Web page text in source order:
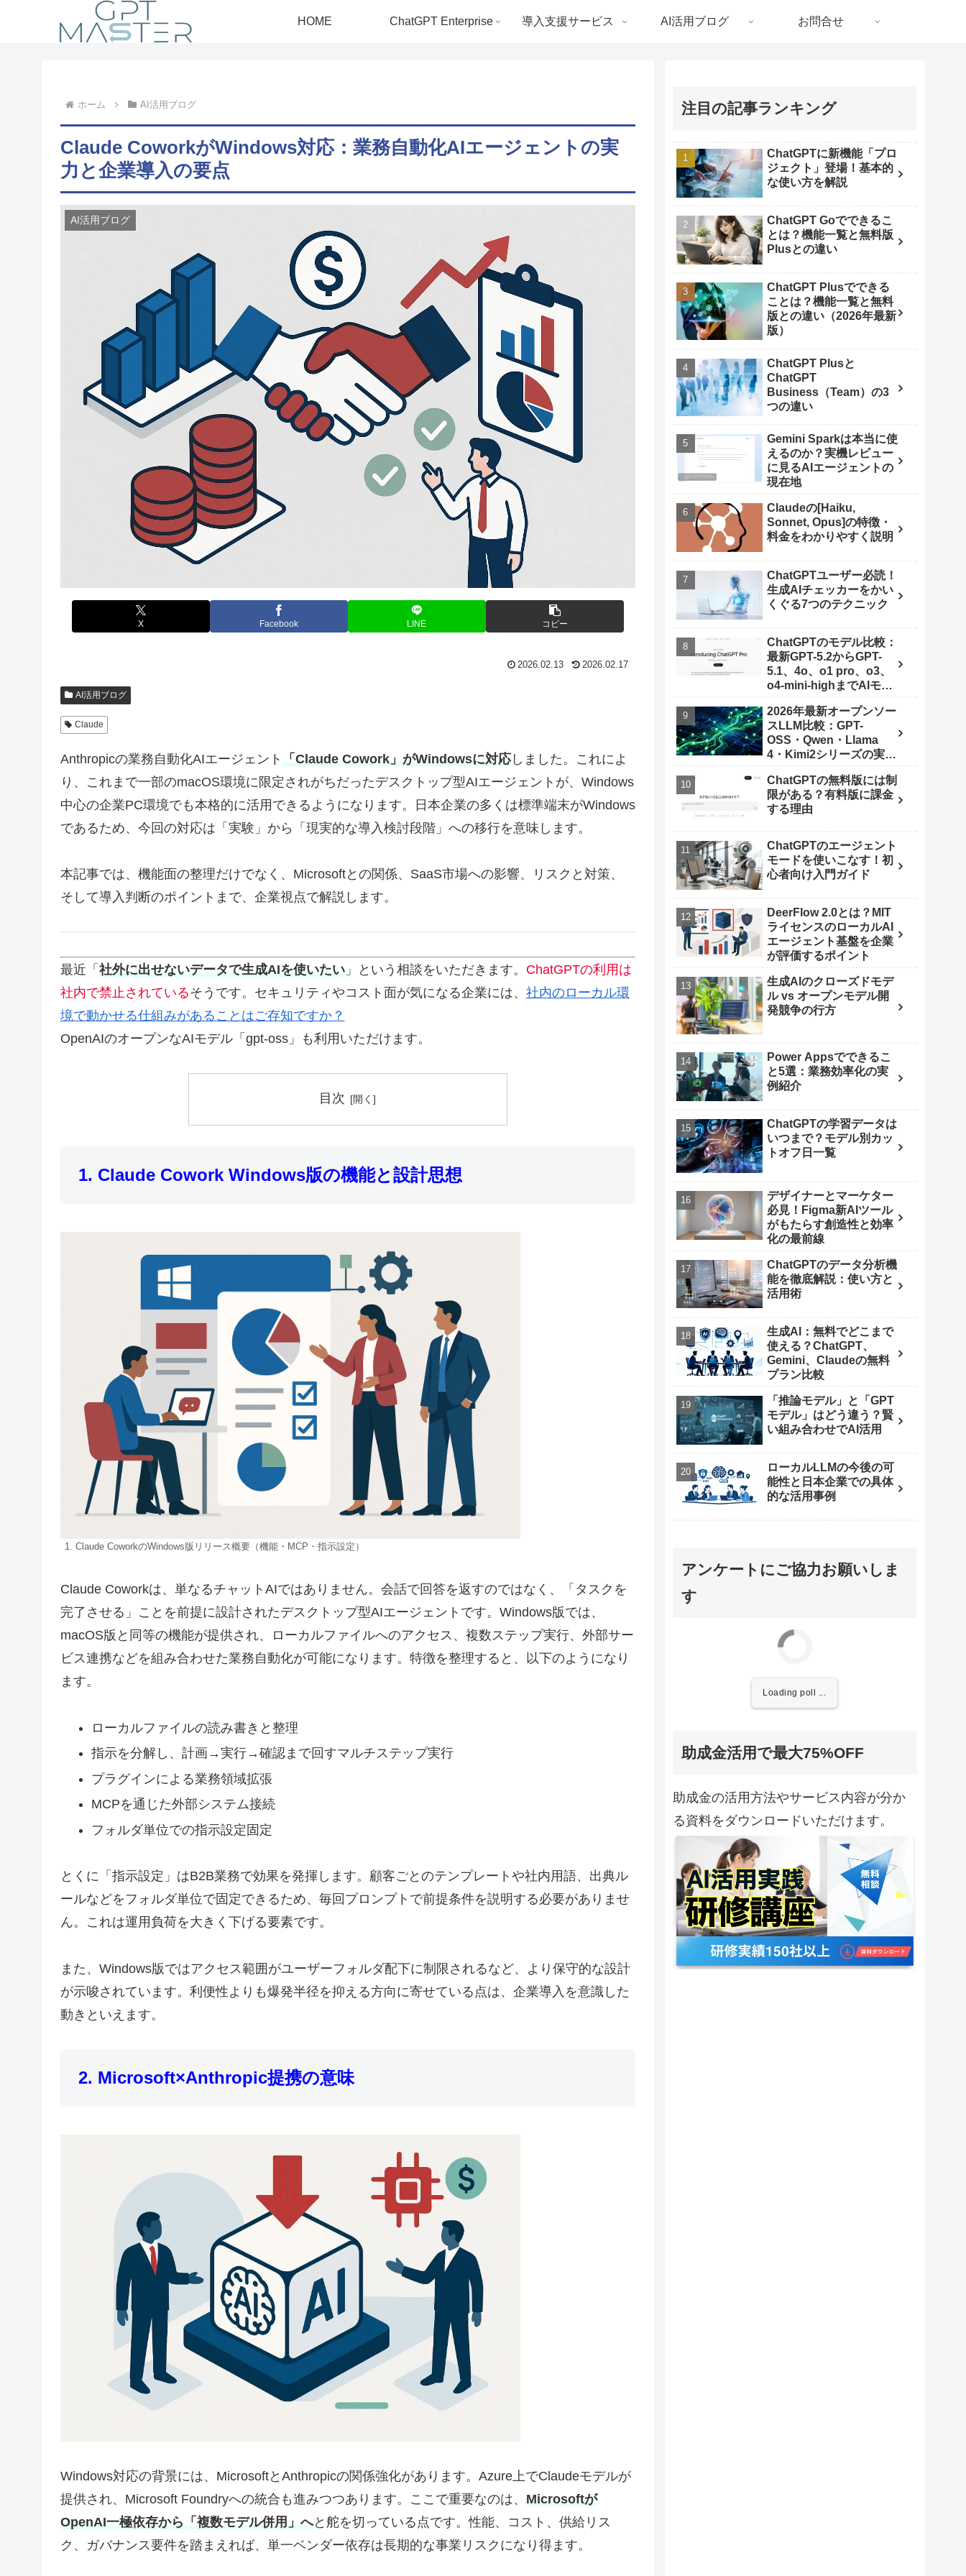
HOME ChatGPT Enterprise 導入支援サービス AI活用ブログ お問合せ
ホーム AI活用ブログ
Claude CoworkがWindows対応：業務自動化AIエージェントの実
力と企業導入の要点
AI活用ブログ
X Facebook LINE コピー
2026.02.13 2026.02.17
AI活用ブログ
Claude
Anthropicの業務自動化AIエージェント 「Claude Cowork」がWindowsに対応しました。これによ
り、これまで一部のmacOS環境に限定されがちだったデスクトップ型AIエージェントが、Windows
中心の企業PC環境でも本格的に活用できるようになります。日本企業の多くは標準端末がWindows
であるため、今回の対応は「実験」から「現実的な導入検討段階」への移行を意味します。
本記事では、機能面の整理だけでなく、Microsoftとの関係、SaaS市場への影響、リスクと対策、
そして導入判断のポイントまで、企業視点で解説します。
最近「 社外に出せないデータで生成AIを使いたい」という相談をいただきます。 ChatGPTの利用は
社内で禁止されているそうです。セキュリティやコスト面が気になる企業には、 社内のローカル環
境で動かせる仕組みがあることはご存知ですか？
OpenAIのオープンなAIモデル「gpt-oss」も利用いただけます。
目次
1. Claude Cowork Windows版の機能と設計思想
1. Claude CoworkのWindows版リリース概要（機能・MCP・指示設定）
Claude Coworkは、単なるチャットAIではありません。会話で回答を返すのではなく、「タスクを
完了させる」ことを前提に設計されたデスクトップ型AIエージェントです。Windows版では、
macOS版と同等の機能が提供され、ローカルファイルへのアクセス、複数ステップ実行、外部サー
ビス連携などを組み合わせた業務自動化が可能になります。特徴を整理すると、以下のようになり
ます。
ローカルファイルの読み書きと整理
指示を分解し、計画→実行→確認まで回すマルチステップ実行
プラグインによる業務領域拡張
MCPを通じた外部システム接続
フォルダ単位での指示設定固定
とくに「指示設定」はB2B業務で効果を発揮します。顧客ごとのテンプレートや社内用語、出典ル
ールなどをフォルダ単位で固定できるため、毎回プロンプトで前提条件を説明する必要がありませ
ん。これは運用負荷を大きく下げる要素です。
また、Windows版ではアクセス範囲がユーザーフォルダ配下に制限されるなど、より保守的な設計
が示唆されています。利便性よりも爆発半径を抑える方向に寄せている点は、企業導入を意識した
動きといえます。
2. Microsoft×Anthropic提携の意味
Windows対応の背景には、MicrosoftとAnthropicの関係強化があります。Azure上でClaudeモデルが
提供され、Microsoft Foundryへの統合も進みつつあります。ここで重要なのは、 Microsoftが
OpenAI一極依存から「複数モデル併用」へと舵を切っている点です。性能、コスト、供給リス
ク、ガバナンス要件を踏まえれば、単一ベンダー依存は長期的な事業リスクになり得ます。
注目の記事ランキング
ChatGPTに新機能「プロ
ジェクト」登場！基本的
な使い方を解説
ChatGPT Goでできるこ
とは？機能一覧と無料版
Plusとの違い
ChatGPT Plusでできる
ことは？機能一覧と無料
版との違い（2026年最新
版）
ChatGPT Plusと
ChatGPT
Business（Team）の3
つの違い
Gemini Sparkは本当に使
えるのか？実機レビュー
に見るAIエージェントの
現在地
Claudeの[Haiku,
Sonnet, Opus]の特徴・
料金をわかりやすく説明
ChatGPTユーザー必読！
生成AIチェッカーをかい
くぐる7つのテクニック
ChatGPTのモデル比較：
最新GPT-5.2からGPT-
5.1、4o、o1 pro、o3、
o4-mini-highまでAIモデ
2026年最新オープンソー
スLLM比較：GPT-
OSS・Qwen・Llama
4・Kimi2シリーズの実力
ChatGPTの無料版には制
限がある？有料版に課金
する理由
ChatGPTのエージェント
モードを使いこなす！初
心者向け入門ガイド
DeerFlow 2.0とは？MIT
ライセンスのローカルAI
エージェント基盤を企業
が評価するポイント
生成AIのクローズドモデ
ル vs オープンモデル開
発競争の行方
Power Appsでできるこ
と5選：業務効率化の実
例紹介
ChatGPTの学習データは
いつまで？モデル別カッ
トオフ日一覧
デザイナーとマーケター
必見！Figma新AIツール
がもたらす創造性と効率
化の最前線
ChatGPTのデータ分析機
能を徹底解説：使い方と
活用術
生成AI：無料でどこまで
使える？ChatGPT、
Gemini、Claudeの無料
プラン比較
「推論モデル」と「GPT
モデル」はどう違う？賢
い組み合わせでAI活用
ローカルLLMの今後の可
能性と日本企業での具体
的な活用事例
アンケートにご協力お願いしま
す
Loading poll ...
助成金活用で最大75%OFF
助成金の活用方法やサービス内容が分か
る資料をダウンロードいただけます。